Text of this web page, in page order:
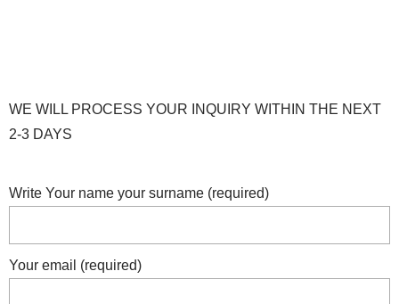
WE WILL PROCESS YOUR INQUIRY WITHIN THE NEXT
2-3 DAYS
Write Your name your surname (required)
Your email (required)